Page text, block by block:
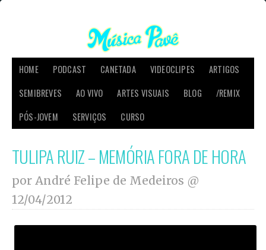
HOME PODCAST CANETADA VIDEOCLIPES
ARTIGOS
SEMIBREVES
AO VIVO ARTES VISUAIS BLOG
/REMIX
PÓS-JOVEM
SERVIÇOS CURSO
TULIPA RUIZ – MEMÓRIA FORA DE HORA
por André Felipe de Medeiros @
12/04/2012